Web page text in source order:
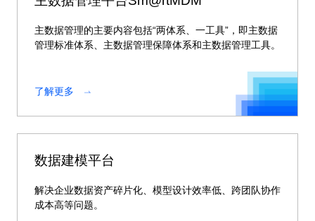
主数据管理的主要内容包括“两体系、一工具”，即主数据
管理标准体系、主数据管理保障体系和主数据管理工具。
了解更多
数据建模平台
解决企业数据资产碎片化、模型设计效率低、跨团队协作
成本高等问题。